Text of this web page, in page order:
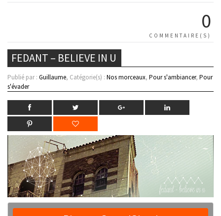
0
COMMENTAIRE(S)
FEDANT – BELIEVE IN U
Publié par : Guillaume, Catégorie(s) : Nos morceaux, Pour s'ambiancer, Pour
s'évader